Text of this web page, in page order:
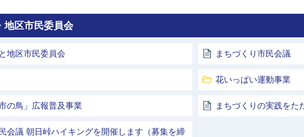
地区市民委員会
地区市民委員会 まちづくり市民会議
花いっぱい運動事業
の鳥」広報普及事業 まちづくりの実践をた
会議 朝日峠ハイキングを開催します（募集を締